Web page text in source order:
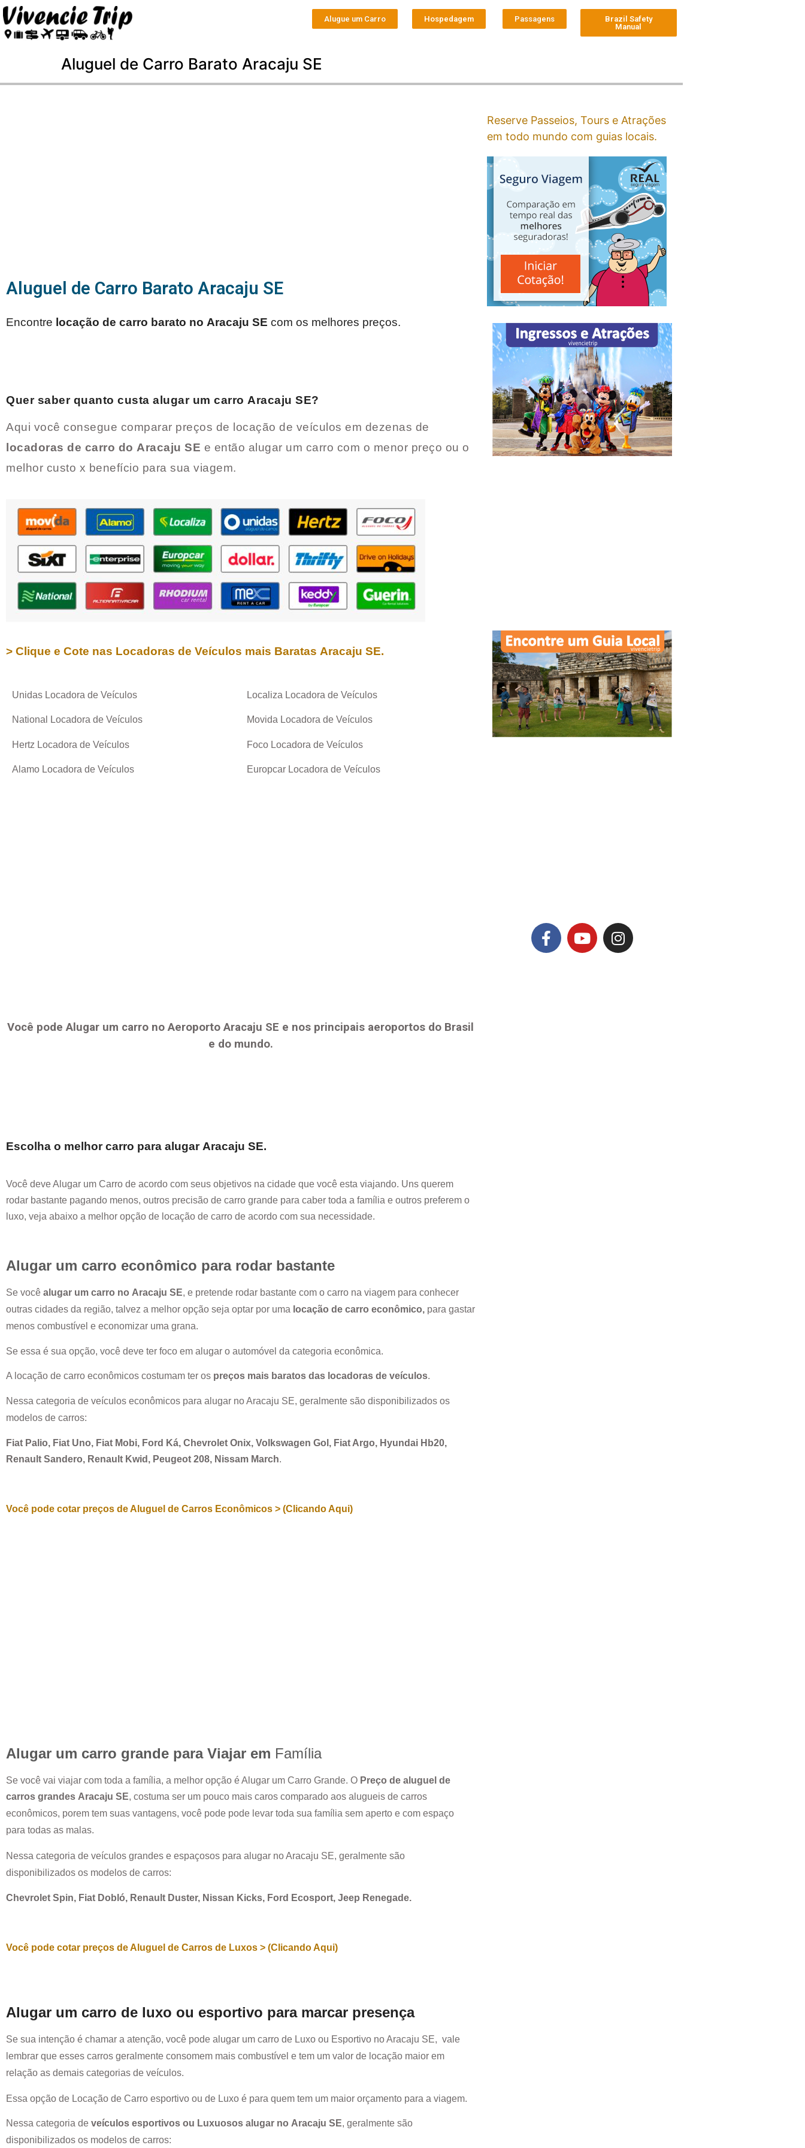
Alugue um Carro Hospedagem Passagens
Brazil Safety
Manual
Aluguel de Carro Barato Aracaju SE
Aluguel de Carro Barato Aracaju SE
Encontre locação de carro barato no Aracaju SE com os melhores preços.
Quer saber quanto custa alugar um carro Aracaju SE?
Aqui você consegue comparar preços de locação de veículos em dezenas de
locadoras de carro do Aracaju SE e então alugar um carro com o menor preço ou o
melhor custo x benefício para sua viagem.
> Clique e Cote nas Locadoras de Veículos mais Baratas Aracaju SE.
Unidas Locadora de Veículos
National Locadora de Veículos
Hertz Locadora de Veículos
Alamo Locadora de Veículos
Localiza Locadora de Veículos
Movida Locadora de Veículos
Foco Locadora de Veículos
Europcar Locadora de Veículos
Você pode Alugar um carro no Aeroporto Aracaju SE e nos principais aeroportos do Brasil
e do mundo.
Escolha o melhor carro para alugar Aracaju SE.
Você deve Alugar um Carro de acordo com seus objetivos na cidade que você esta viajando. Uns querem
rodar bastante pagando menos, outros precisão de carro grande para caber toda a família e outros preferem o
luxo, veja abaixo a melhor opção de locação de carro de acordo com sua necessidade.
Alugar um carro econômico para rodar bastante
Se você alugar um carro no Aracaju SE, e pretende rodar bastante com o carro na viagem para conhecer
outras cidades da região, talvez a melhor opção seja optar por uma locação de carro econômico, para gastar
menos combustível e economizar uma grana.
Se essa é sua opção, você deve ter foco em alugar o automóvel da categoria econômica.
A locação de carro econômicos costumam ter os preços mais baratos das locadoras de veículos.
Nessa categoria de veículos econômicos para alugar noAracaju SE, geralmente são disponibilizados os
modelos de carros:
Fiat Palio, Fiat Uno, Fiat Mobi, Ford Ká, Chevrolet Onix, Volkswagen Gol, Fiat Argo, Hyundai Hb20,
Renault Sandero, Renault Kwid, Peugeot 208, Nissam March.
Você pode cotar preços de Aluguel de Carros Econômicos > (Clicando Aqui)
Alugar um carro grande para Viajar em Família
Se você vai viajar com toda a família, a melhor opção é Alugar um Carro Grande. O Preço de aluguel de
carros grandes Aracaju SE, costuma ser um pouco mais caros comparado aos alugueis de carros
econômicos, porem tem suas vantagens, você pode pode levar toda sua família sem aperto e com espaço
para todas as malas.
Nessa categoria de veículos grandes e espaçosos para alugar noAracaju SE, geralmente são
disponibilizados os modelos de carros:
Chevrolet Spin, Fiat Dobló, Renault Duster, Nissan Kicks, Ford Ecosport, Jeep Renegade.
Você pode cotar preços de Aluguel de Carros de Luxos > (Clicando Aqui)
Alugar um carro de luxo ou esportivo para marcar presença
Se sua intenção é chamar a atenção, você pode alugar um carro de Luxo ou Esportivo noAracaju SE, vale
lembrar que esses carros geralmente consomem mais combustível e tem um valor de locação maior em
relação as demais categorias de veículos.
Essa opção de Locação de Carro esportivo ou de Luxo é para quem tem um maior orçamento para a viagem.
Nessa categoria de veículos esportivos ou Luxuosos alugar no Aracaju SE, geralmente são
disponibilizados os modelos de carros:
Reserve Passeios, Tours e Atrações
em todo mundo com guias locais.